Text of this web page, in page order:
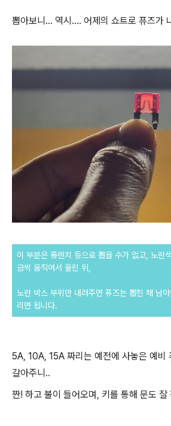
뽑아보니... 역시.... 어제의 쇼트로 퓨즈가
이 부분은 롱렌치 등으로 뽑을 수가 없고, 노란
금씩 움직여서 올린 뒤,
노란 박스 부위만 내려주면 퓨즈는 뽑힌 채 남
리면 됩니다.
5A, 10A, 15A 짜리는 예전에 사놓은 예비
갈아주니..
짠! 하고 불이 들어오며, 키를 통해 문도 잘